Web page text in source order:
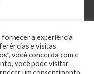
fornecer a experiência
e visitas
você concorda com o
você pode visitar
um consentimento